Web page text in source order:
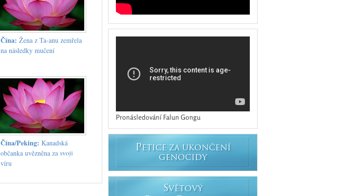
Čína: Žena z Ta-anu zemřela
na následky mučení
Čína/Peking: Kanadská
občanka uvězněna za svoji
víru
Pronásledování Falun Gongu
PETICE ZA UKONČENÍ
GENOCIDY
SVĚTOVÝ